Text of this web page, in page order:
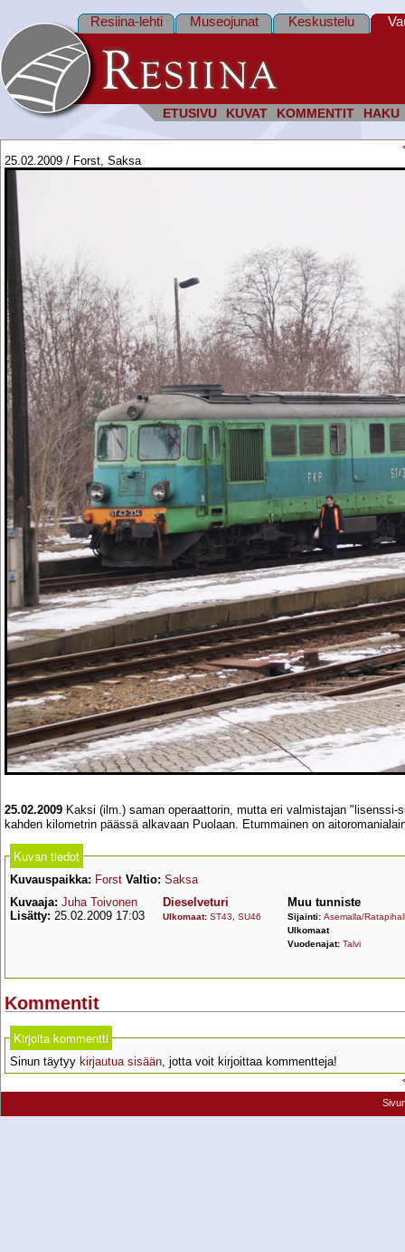
ETUSIVU KUVAT KOMMENTIT HAKU
Resiina-lehti Museojunat Keskustelu
25.02.2009 / Forst, Saksa
25.02.2009 Kaksi (ilm.) saman operaattorin, mutta eri valmistajan
kahden kilometrin päässä alkavaan Puolaan. Etummainen on
Kuvan tiedot
Kuvauspaikka: Forst Valtio: Saksa
Kuvaaja: Juha Toivonen
Lisätty: 25.02.2009 17:03
Dieselveturi
Ulkomaat: ST43 SU46
Muu tunniste
Sijainti: Asemalla/
Ulkomaat
Vuodenajat: Talvi
Kommentit
Kirjoita kommentti
Sinun täytyy kirjautua sisään, jotta voit kirjoittaa kommentteja!